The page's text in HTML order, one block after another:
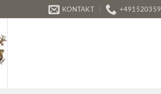
KONTAKT